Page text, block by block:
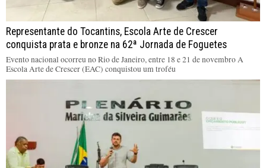
Representante do Tocantins, Escola Arte de Crescer
conquista prata e bronze na 62ª Jornada de Foguetes
Evento nacional ocorreu no Rio de Janeiro, entre 18 e 21 de novembro A
Escola Arte de Crescer (EAC) conquistou um troféu